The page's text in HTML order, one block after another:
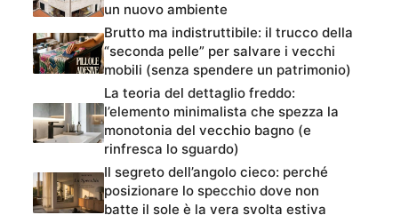
un nuovo ambiente
Brutto ma indistruttibile: il trucco della
“seconda pelle” per salvare i vecchi
mobili (senza spendere un patrimonio)
La teoria del dettaglio freddo:
l’elemento minimalista che spezza la
monotonia del vecchio bagno (e
rinfresca lo sguardo)
Il segreto dell’angolo cieco: perché
posizionare lo specchio dove non
batte il sole è la vera svolta estiva